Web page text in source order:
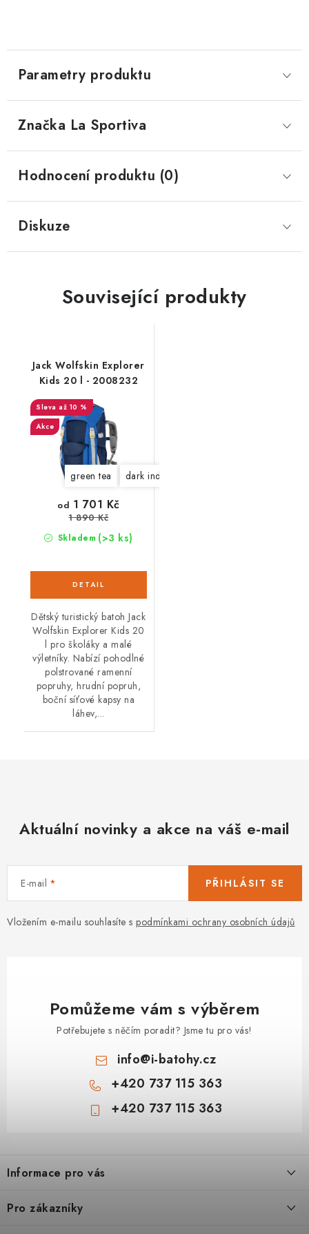
Parametry produktu
Značka La Sportiva
Hodnocení produktu (0)
Diskuze
Související produkty
Jack Wolfskin Explorer
Kids 20 l - 2008232
až 10 %
Akce
green tea dark indigo
Skladem (>3 ks)
od 1 701 Kč
1 890 Kč
Dětský turistický batoh Jack
Wolfskin Explorer Kids 20
l pro školáky a malé
výletníky. Nabízí pohodlné
polstrované ramenní
popruhy, hrudní popruh,
boční síťové kapsy na
láhev,...
Aktuální novinky a akce na váš e-mail
E-mail
Vložením e-mailu souhlasíte s podmínkami ochrany osobních údajů
PŘIHLÁSIT SE
Pomůžeme vám s výběrem
Potřebujete s něčím poradit? Jsme tu pro vás!
info@i-batohy.cz
+420 737 115 363
+420 737 115 363
p
a
Informace pro vás
Doprava a platba
Pro zákazníky